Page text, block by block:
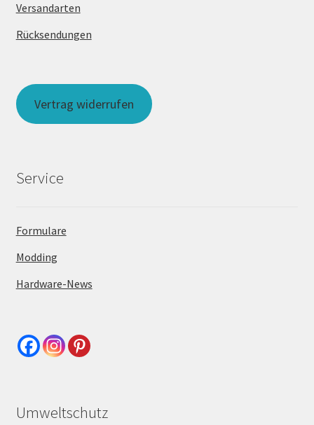
Versandarten
Rücksendungen
Vertrag widerrufen
Service
Formulare
Modding
Hardware-News
Umweltschutz